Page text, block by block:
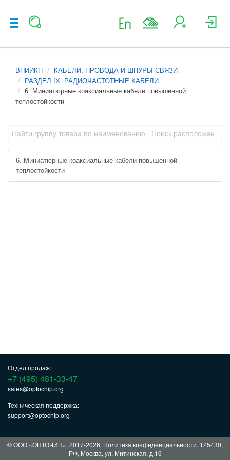
ВНИИКП
КАБЕЛИ, ПРОВОДА И ШНУРЫ СВЯЗИ
РАЗДЕЛ IX. РАДИОЧАСТОТНЫЕ КАБЕЛИ
6. Миниатюрные коаксиальные кабели повышенной
теплостойкости
6. Миниатюрные коаксиальные кабели повышенной
теплостойкости
Отдел продаж:
+7 (495) 481-33-47
sales@optochip.org
Техническая поддержка:
support@optochip.org
© ООО «ОПТОЧИП», 2017-2026. Политика конфиденциальности. 125430,
РФ, Москва, ул. Митинская, д.16